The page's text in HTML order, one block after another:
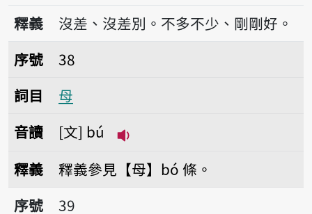
播放音讀bô-tsing-tsha
釋義
沒差、沒差別。不多不少、剛剛好。
序號38母
序號
38
詞目
母
音讀
文 bú
釋義
釋義參見【母】bó 條。
序號39無限
序號
39